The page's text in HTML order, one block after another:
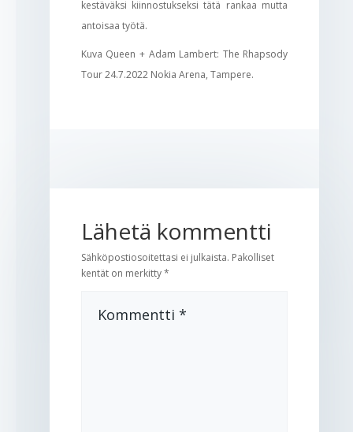
kestäväksi kiinnostukseksi tätä rankaa mutta
antoisaa työtä.
Kuva Queen + Adam Lambert: The Rhapsody
Tour 24.7.2022 Nokia Arena, Tampere.
Lähetä kommentti
Sähköpostiosoitettasi ei julkaista. Pakolliset
kentät on merkitty*